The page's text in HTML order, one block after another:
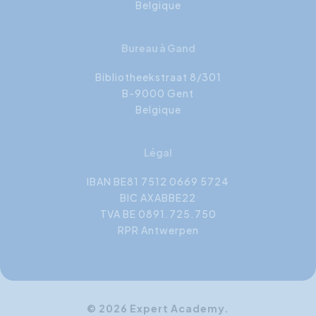
Belgique
Bureau à Gand
Bibliotheekstraat 8/301
B-9000 Gent
Belgique
Légal
IBAN BE81 7512 0669 5724
BIC AXABBE22
TVA BE 0891.725.750
RPR Antwerpen
© 2026 Expert Academy.